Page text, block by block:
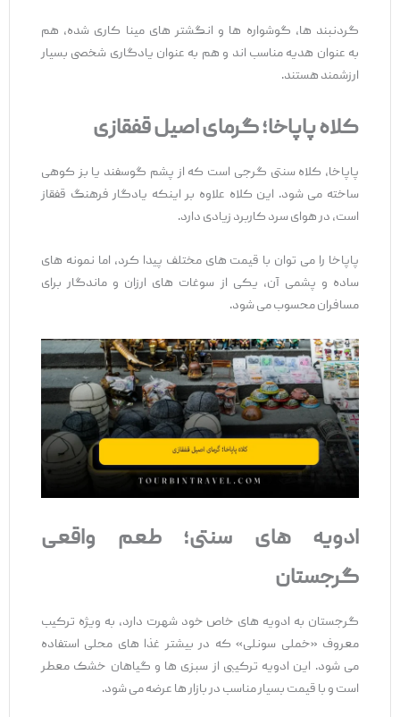
گردنبند ها، گوشواره‌ ها و انگشتر های مینا کاری‌ شده، هم
به ‌عنوان هدیه مناسب ‌اند و هم به ‌عنوان یادگاری شخصی بسیار
ارزشمند هستند.
کلاه پاپاخا؛ گرمای اصیل قفقازی
پاپاخا، کلاه سنتی گرجی است که از پشم گوسفند یا بز کوهی
ساخته می ‌شود. این کلاه علاوه بر اینکه یادگار فرهنگ قفقاز
است، در هوای سرد کاربرد زیادی دارد.
پاپاخا را می ‌توان با قیمت ‌های مختلف پیدا کرد، اما نمونه‌ های
ساده و پشمی آن، یکی از سوغات ‌های ارزان و ماندگار برای
مسافران محسوب می ‌شود.
ادویه‌
های سنتی؛ طعم واقعی
گرجستان
گرجستان به ادویه ‌های خاص خود شهرت دارد، به ‌ویژه ترکیب
معروف «خملی سونلی» که در بیشتر غذا های محلی استفاده
می ‌شود. این ادویه ترکیبی از سبزی ‌ها و گیاهان خشک معطر
است و با قیمت بسیار مناسب در بازار ها عرضه می ‌شود.